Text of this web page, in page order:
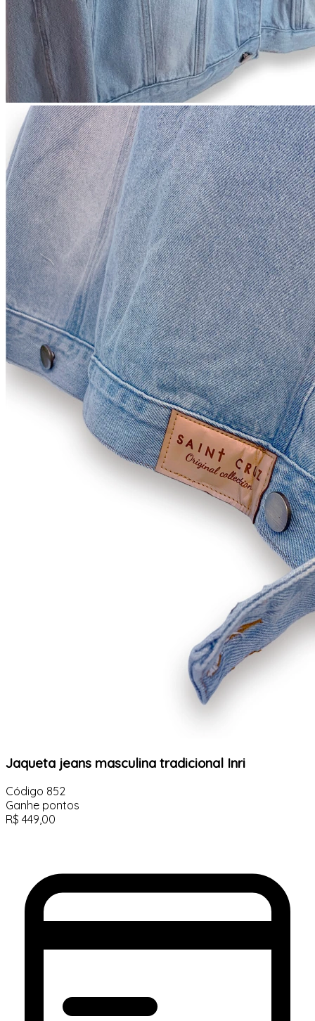
Jaqueta jeans masculina tradicional Inri
Código 852
Ganhe pontos
R$ 449,00